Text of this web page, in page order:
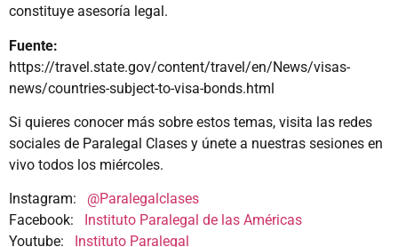
constituye asesoría legal.
Fuente:
https://travel.state.gov/content/travel/en/News/visas-
news/countries-subject-to-visa-bonds.html
Si quieres conocer más sobre estos temas, visita las redes
sociales de Paralegal Clases y únete a nuestras sesiones en
vivo todos los miércoles.
Instagram: @Paralegalclases
Facebook:
Instituto Paralegal de las Américas
Youtube:
Instituto Paralegal